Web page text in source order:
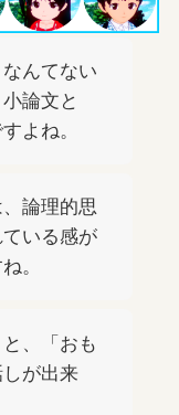
んてない
論文と
よね。
論理的思
いる感が
。
、「おも
が出来